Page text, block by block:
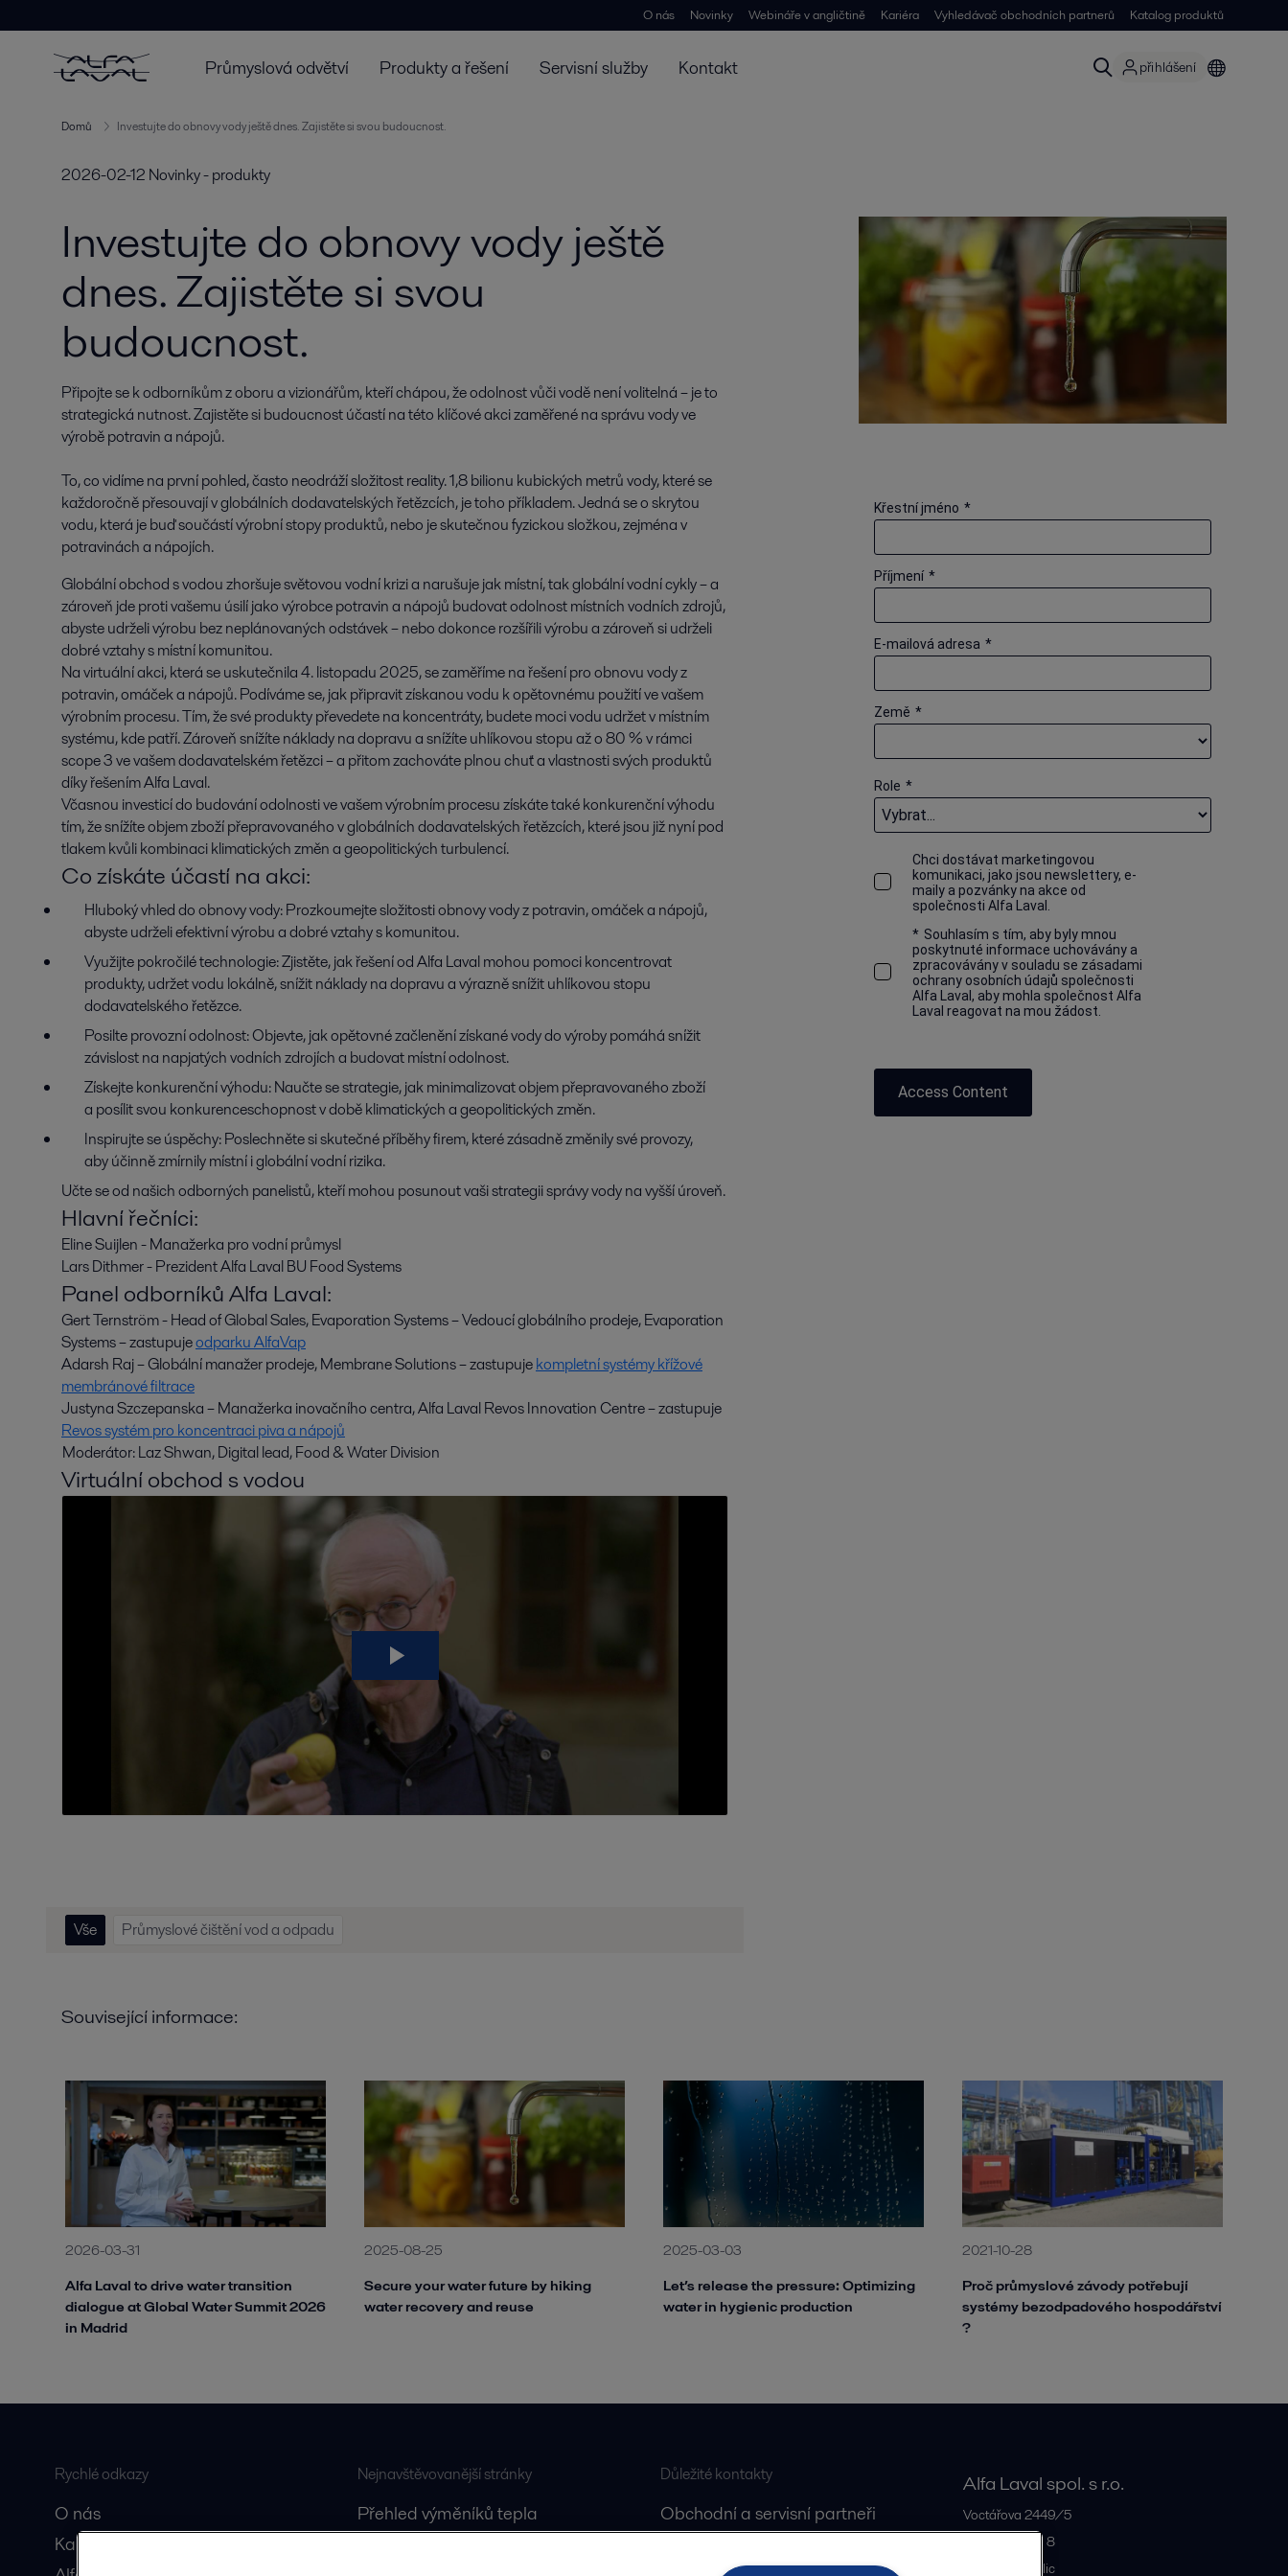
O nás Novinky Webináře v angličtině Kariéra Vyhledávač obchodních partnerů Katalog produktů
Průmyslová odvětví Produkty a řešení Servisní služby Kontakt přihlášení
Domů Investujte do obnovy vody ještě dnes. Zajistěte si svou budoucnost.
2026-02-12 Novinky - produkty
Investujte do obnovy vody ještě
dnes. Zajistěte si svou
budoucnost.
Připojte se k odborníkům z oboru a vizionářům, kteří chápou, že odolnost vůči vodě není volitelná – je to
strategická nutnost. Zajistěte si budoucnost účastí na této klíčové akci zaměřené na správu vody ve
výrobě potravin a nápojů.
To, co vidíme na první pohled, často neodráží složitost reality. 1,8 bilionu kubických metrů vody, které se
každoročně přesouvají v globálních dodavatelských řetězcích, je toho příkladem. Jedná se o skrytou
vodu, která je buď součástí výrobní stopy produktů, nebo je skutečnou fyzickou složkou, zejména v
potravinách a nápojích.
Globální obchod s vodou zhoršuje světovou vodní krizi a narušuje jak místní, tak globální vodní cykly – a
zároveň jde proti vašemu úsilí jako výrobce potravin a nápojů budovat odolnost místních vodních zdrojů,
abyste udrželi výrobu bez neplánovaných odstávek – nebo dokonce rozšířili výrobu a zároveň si udrželi
dobré vztahy s místní komunitou.
Na virtuální akci, která se uskutečnila 4. listopadu 2025, se zaměříme na řešení pro obnovu vody z
potravin, omáček a nápojů. Podíváme se, jak připravit získanou vodu k opětovnému použití ve vašem
výrobním procesu. Tím, že své produkty převedete na koncentráty, budete moci vodu udržet v místním
systému, kde patří. Zároveň snížíte náklady na dopravu a snížíte uhlíkovou stopu až o 80 % v rámci
scope 3 ve vašem dodavatelském řetězci – a přitom zachováte plnou chuť a vlastnosti svých produktů
díky řešením Alfa Laval.
Včasnou investicí do budování odolnosti ve vašem výrobním procesu získáte také konkurenční výhodu
tím, že snížíte objem zboží přepravovaného v globálních dodavatelských řetězcích, které jsou již nyní pod
tlakem kvůli kombinaci klimatických změn a geopolitických turbulencí.
Co získáte účastí na akci:
Hluboký vhled do obnovy vody: Prozkoumejte složitosti obnovy vody z potravin, omáček a nápojů,
abyste udrželi efektivní výrobu a dobré vztahy s komunitou.
Využijte pokročilé technologie: Zjistěte, jak řešení od Alfa Laval mohou pomoci koncentrovat
produkty, udržet vodu lokálně, snížit náklady na dopravu a výrazně snížit uhlíkovou stopu
dodavatelského řetězce.
Posilte provozní odolnost: Objevte, jak opětovné začlenění získané vody do výroby pomáhá snížit
závislost na napjatých vodních zdrojích a budovat místní odolnost.
Získejte konkurenční výhodu: Naučte se strategie, jak minimalizovat objem přepravovaného zboží
a posílit svou konkurenceschopnost v době klimatických a geopolitických změn.
Inspirujte se úspěchy: Poslechněte si skutečné příběhy firem, které zásadně změnily své provozy,
aby účinně zmírnily místní i globální vodní rizika.
Učte se od našich odborných panelistů, kteří mohou posunout vaši strategii správy vody na vyšší úroveň.
Hlavní řečníci:
Eline Suijlen - Manažerka pro vodní průmysl
Lars Dithmer - Prezident Alfa Laval BU Food Systems
Panel odborníků Alfa Laval:
Gert Ternström - Head of Global Sales, Evaporation Systems – Vedoucí globálního prodeje, Evaporation
Systems – zastupujeodparku AlfaVap
Adarsh Raj – Globální manažer prodeje, Membrane Solutions – zastupujekompletní systémy křížové
membránové filtrace
Justyna Szczepanska – Manažerka inovačního centra, Alfa Laval Revos Innovation Centre – zastupuje
Revos systém pro koncentraci piva a nápojů
Moderátor: Laz Shwan, Digital lead, Food & Water Division
Virtuální obchod s vodou
Vše Průmyslové čištění vod a odpadu
*
Křestní jméno
*
Příjmení
*
E-mailová adresa
*
Země
*
Role
Chci dostávat marketingovou
komunikaci, jako jsou newslettery, e-
maily a pozvánky na akce od
společnosti Alfa Laval.
* Souhlasím s tím, aby byly mnou
poskytnuté informace uchovávány a
zpracovávány v souladu se zásadami
ochrany osobních údajů společnosti
Alfa Laval, aby mohla společnost Alfa
Laval reagovat na mou žádost.
Access Content
Související informace:
2026-03-31
Alfa Laval to drive water transition
dialogue at Global Water Summit 2026
in Madrid
2025-08-25
Secure your water future by hiking
water recovery and reuse
2025-03-03
Let’s release the pressure: Optimizing
water in hygienic production
2021-10-28
Proč průmyslové závody potřebují
systémy bezodpadového hospodářství
?
Rychlé odkazy
O nás
Kariéra
Nejnavštěvovanější stránky
Přehled výměníků tepla
Důležité kontakty
Obchodní a servisní partneři
Alfa Laval spol. s r.o.
Voctářova 2449/5
Praha 8
Czech Republic